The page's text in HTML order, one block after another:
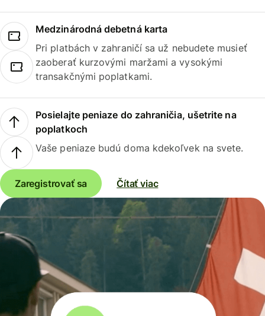
Medzinárodná debetná karta
Pri platbách v zahraničí sa už nebudete musieť
zaoberať kurzovými maržami a vysokými
transakčnými poplatkami.
Posielajte peniaze do zahraničia, ušetrite na
poplatkoch
Vaše peniaze budú doma kdekoľvek na svete.
Zaregistrovať sa Čítať viac